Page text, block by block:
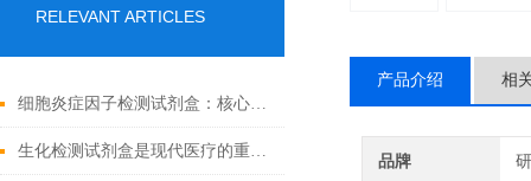
RELEVANT ARTICLES
细胞炎症因子检测试剂盒：核心技术与检测原理全解析
生化检测试剂盒是现代医疗的重要工具
产品介绍 相
品牌